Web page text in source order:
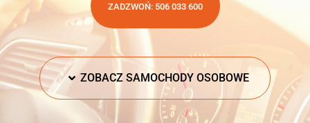
ZADZWOŃ: 506 033 600
ZOBACZ SAMOCHODY OSOBOWE